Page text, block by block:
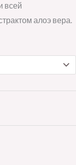
всей
алоэ вера.